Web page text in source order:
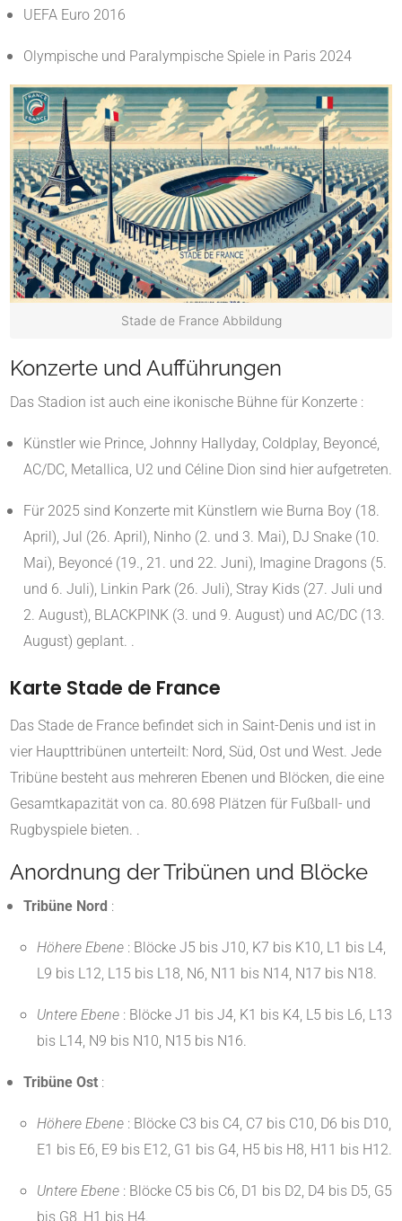
UEFA Euro 2016
Olympische und Paralympische Spiele in Paris 2024
Stade de France Abbildung
Konzerte und Aufführungen
Das Stadion ist auch eine ikonische Bühne für Konzerte :
Künstler wie Prince, Johnny Hallyday, Coldplay, Beyoncé,
AC/DC, Metallica, U2 und Céline Dion sind hier aufgetreten.
Für 2025 sind Konzerte mit Künstlern wie Burna Boy (18.
April), Jul (26. April), Ninho (2. und 3. Mai), DJ Snake (10.
Mai), Beyoncé (19., 21. und 22. Juni), Imagine Dragons (5.
und 6. Juli), Linkin Park (26. Juli), Stray Kids (27. Juli und
2. August), BLACKPINK (3. und 9. August) und AC/DC (13.
August) geplant. .
Karte Stade de France
Das Stade de France befindet sich in Saint-Denis und ist in
vier Haupttribünen unterteilt: Nord, Süd, Ost und West. Jede
Tribüne besteht aus mehreren Ebenen und Blöcken, die eine
Gesamtkapazität von ca. 80.698 Plätzen für Fußball- und
Rugbyspiele bieten. .
Anordnung der Tribünen und Blöcke
Tribüne Nord :
Höhere Ebene : Blöcke J5 bis J10, K7 bis K10, L1 bis L4,
L9 bis L12, L15 bis L18, N6, N11 bis N14, N17 bis N18.
Untere Ebene : Blöcke J1 bis J4, K1 bis K4, L5 bis L6, L13
bis L14, N9 bis N10, N15 bis N16.
Tribüne Ost :
Höhere Ebene : Blöcke C3 bis C4, C7 bis C10, D6 bis D10,
E1 bis E6, E9 bis E12, G1 bis G4, H5 bis H8, H11 bis H12.
Untere Ebene : Blöcke C5 bis C6, D1 bis D2, D4 bis D5, G5
bis G8, H1 bis H4.